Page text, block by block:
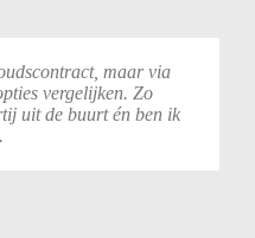
maar via
vergelijken. Zo
uit de buurt én ben ik